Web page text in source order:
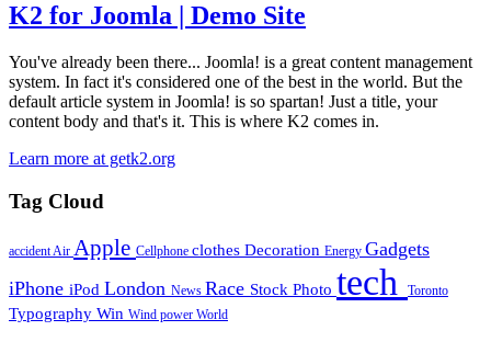
K2 for Joomla | Demo Site
You've already been there... Joomla! is a great content management
system. In fact it's considered one of the best in the world. But the
default article system in Joomla! is so spartan! Just a title, your
content body and that's it. This is where K2 comes in.
Learn more at getk2.org
Tag Cloud
accident Air Apple Cellphone clothes Decoration Energy Gadgets
iPhone iPod London News Race Stock Photo tech Toronto
Typography Win Wind power World